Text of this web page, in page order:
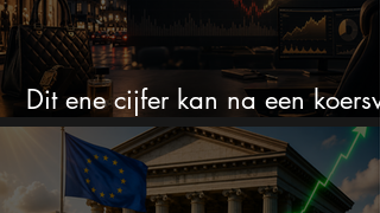
Dit ene cijfer kan na een
van 50% alles veranderen